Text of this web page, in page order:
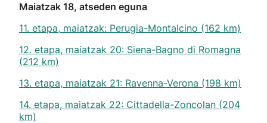
Maiatzak 18, atseden eguna
11. etapa, maiatzak: Perugia-Montalcino (162 km)
12. etapa, maiatzak 20: Siena-Bagno di Romagna
(212 km)
13. etapa, maiatzak 21: Ravenna-Verona (198 km)
14. etapa, maiatzak 22: Cittadella-Zoncolan (204
km)